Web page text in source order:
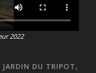
2022
DU TRIPOT,